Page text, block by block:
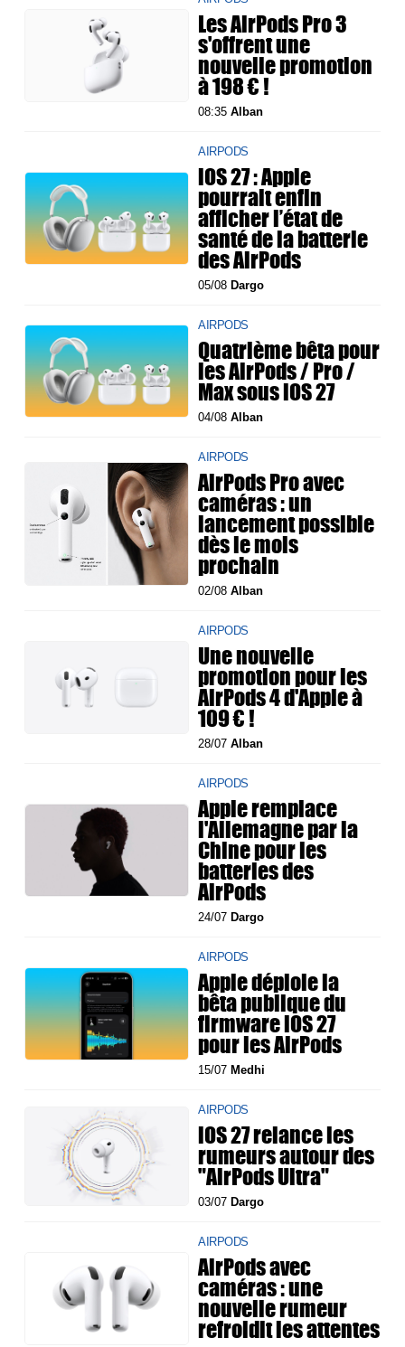
Les AirPods Pro 3
s'offrent une
nouvelle promotion
à 198 € !
08:35Alban
AIRPODS
iOS 27 : Apple
pourrait enfin
afficher l’état de
santé de la batterie
des AirPods
05/08 Dargo
AIRPODS
Quatrième bêta pour
les AirPods / Pro /
Max sous iOS 27
04/08Alban
AIRPODS
AirPods Pro avec
caméras : un
lancement possible
dès le mois
prochain
02/08Alban
AIRPODS
Une nouvelle
promotion pour les
AirPods 4 d'Apple à
109 € !
28/07Alban
AIRPODS
Apple remplace
l'Allemagne par la
Chine pour les
batteries des
AirPods
24/07 Dargo
AIRPODS
Apple déploie la
bêta publique du
firmware iOS 27
pour les AirPods
15/07 Medhi
AIRPODS
iOS 27 relance les
rumeurs autour des
"AirPods Ultra"
03/07 Dargo
AIRPODS
AirPods avec
caméras : une
nouvelle rumeur
refroidit les attentes